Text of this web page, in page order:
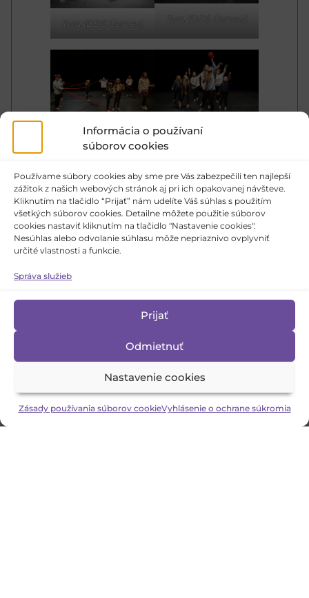
Informácia o používaní
súborov cookies
Používame súbory cookies aby sme pre Vás zabezpečili ten najlepší
zážitok z našich webových stránok aj pri ich opakovanej návšteve.
Kliknutím na tlačidlo “Prijať” nám udelíte Váš súhlas s použitím
všetkých súborov cookies. Detailne môžete použitie súborov
cookies nastaviť kliknutím na tlačidlo "Nastavenie cookies".
Nesúhlas alebo odvolanie súhlasu môže nepriaznivo ovplyvniť
určité vlastnosti a funkcie.
Správa služieb
Prijať
Odmietnuť
Nastavenie cookies
Zásady používania súborov cookieVyhlásenie o ochrane súkromia
Tyra (DDS Úsmev) Tyra (DDS Úsmev)